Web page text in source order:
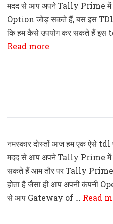
मदद से आप अपने Tally Prime में
Option जोड़ सकते हैं, बस इस
कि हम कैसे उपयोग कर सकते हैं
Read more
नमस्कार दोस्तों आज हम एक ऐसे tdl
मदद से आप अपने Tally Prime
सकते हैं आम तौर पर Tally
होता है जैसा ही आप अपनी कंपनी
से आप Gateway of … Read